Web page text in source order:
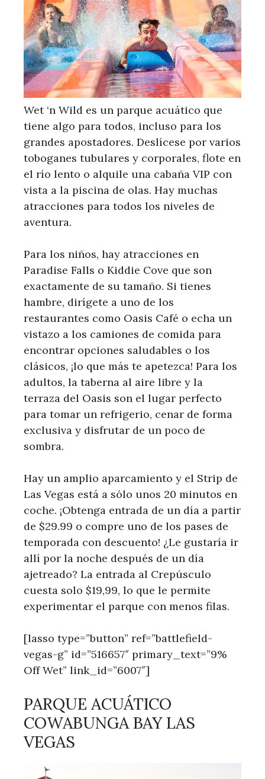
Wet ‘n Wild es un parque acuático que
tiene algo para todos, incluso para los
grandes apostadores. Deslícese por varios
toboganes tubulares y corporales, flote en
el río lento o alquile una cabaña VIP con
vista a la piscina de olas. Hay muchas
atracciones para todos los niveles de
aventura.
Para los niños, hay atracciones en
Paradise Falls o Kiddie Cove que son
exactamente de su tamaño. Si tienes
hambre, dirígete a uno de los
restaurantes como Oasis Café o echa un
vistazo a los camiones de comida para
encontrar opciones saludables o los
clásicos, ¡lo que más te apetezca! Para los
adultos, la taberna al aire libre y la
terraza del Oasis son el lugar perfecto
para tomar un refrigerio, cenar de forma
exclusiva y disfrutar de un poco de
sombra.
Hay un amplio aparcamiento y el Strip de
Las Vegas está a sólo unos 20 minutos en
coche. ¡Obtenga entrada de un día a partir
de $29.99 o compre uno de los pases de
temporada con descuento! ¿Le gustaría ir
allí por la noche después de un día
ajetreado? La entrada al Crepúsculo
cuesta solo $19,99, lo que le permite
experimentar el parque con menos filas.
[lasso type=”button” ref=”battlefield-
vegas-g” id=”516657″ primary_text=”9%
Off Wet” link_id=”6007″]
PARQUE ACUÁTICO
COWABUNGA BAY LAS
VEGAS